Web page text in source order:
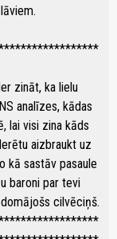
zināt, ka lielu
analīzes, kādas
lai visi zina kāds
aizbraukt uz
kā sastāv pasaule
baroni par tevi
cilvēciņš.